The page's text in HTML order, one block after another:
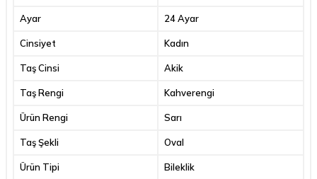
Ayar 24 Ayar
Cinsiyet Kadın
Taş Cinsi Akik
Taş Rengi Kahverengi
Ürün Rengi Sarı
Taş Şekli Oval
Ürün Tipi Bileklik